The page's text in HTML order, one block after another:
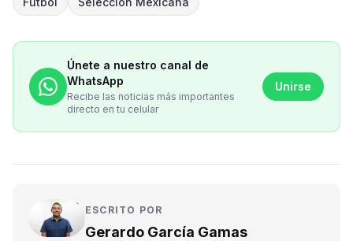
Únete a nuestro canal de
WhatsApp
Recibe las noticias más importantes
directo en tu celular
Unirse
ESCRITO POR
Gerardo García Gamas